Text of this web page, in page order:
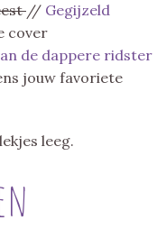
// Gegijzeld
cover
de dappere ridster
jouw favoriete
leeg.